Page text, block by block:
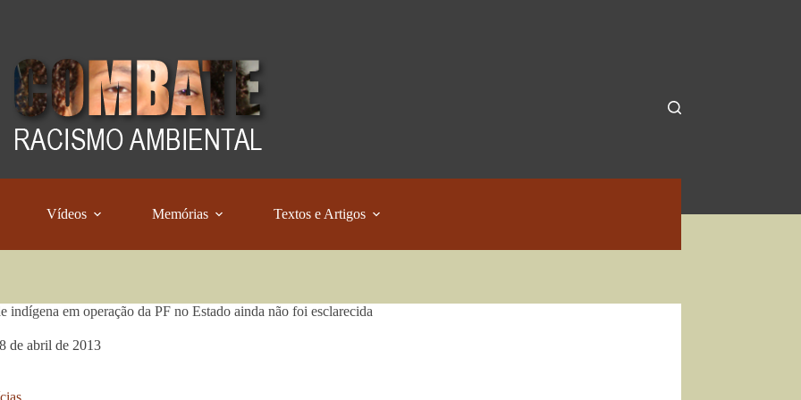
Vídeos Memórias Textos e Artigos
indígena em operação da PF no Estado ainda não foi esclarecida
de abril de 2013